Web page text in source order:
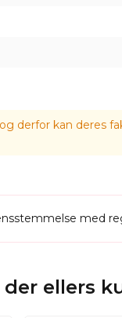
derfor kan deres
med
ellers